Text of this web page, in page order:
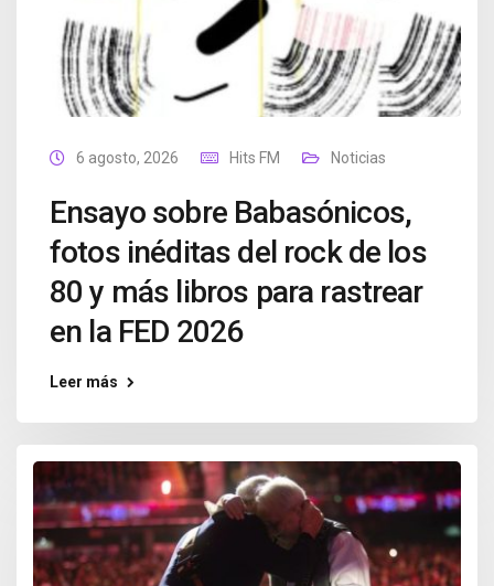
6 agosto, 2026 Hits FM Noticias
Ensayo sobre Babasónicos,
fotos inéditas del rock de los
80 y más libros para rastrear
en la FED 2026
Leer más